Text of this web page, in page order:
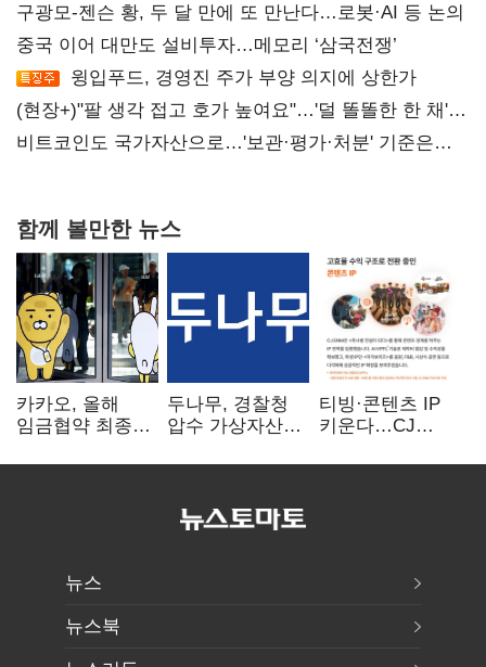
구광모-젠슨 황, 두 달 만에 또 만난다…로봇·AI 등 논의
중국 이어 대만도 설비투자…메모리 ‘삼국전쟁’
윙입푸드, 경영진 주가 부양 의지에 상한가
(현장+)"팔 생각 접고 호가 높여요"…'덜 똘똘한 한 채'
20억 키맞추기
비트코인도 국가자산으로…'보관·평가·처분' 기준은
함께 볼만한 뉴스
카카오, 올해
임금협약 최종
인상·격려금
두나무, 경찰청
압수 가상자산
커스터디 사업
티빙·콘텐츠 IP
키운다…CJ
글로벌 확장 가속
뉴스
뉴스북